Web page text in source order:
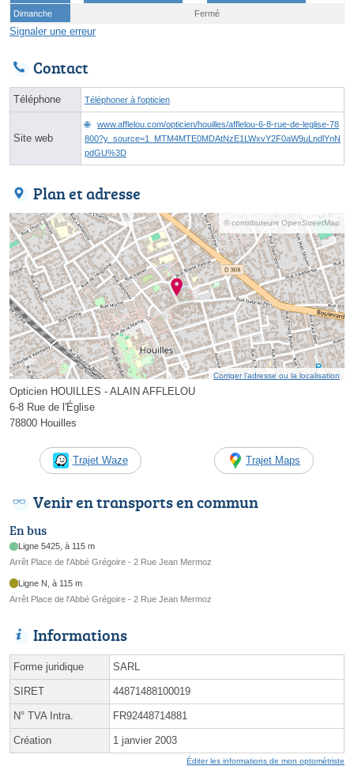
Dimanche
Fermé
Signaler une erreur
Contact
Téléphone Téléphoner à l'opticien
Site web
www.afflelou.com/opticien/houilles/afflelou-6-8-rue-de-leglise-78
800?y_source=1_MTM4MTE0MDAtNzE1LWxvY2F0aW9uLndlYnN
pdGU%3D
Plan et adresse
© contributeurs OpenStreetMap
Corriger l’adresse ou la localisation
Opticien HOUILLES - ALAIN AFFLELOU
6-8 Rue de l'Église
78800 Houilles
Trajet Waze Trajet Maps
Venir en transports en commun
En bus
Ligne 5425, à 115 m
Arrêt Place de l'Abbé Grégoire - 2 Rue Jean Mermoz
Ligne N, à 115 m
Arrêt Place de l'Abbé Grégoire - 2 Rue Jean Mermoz
Informations
Forme juridique SARL
SIRET 44871488100019
N° TVA Intra. FR92448714881
Création 1 janvier 2003
Éditer les informations de mon optométriste